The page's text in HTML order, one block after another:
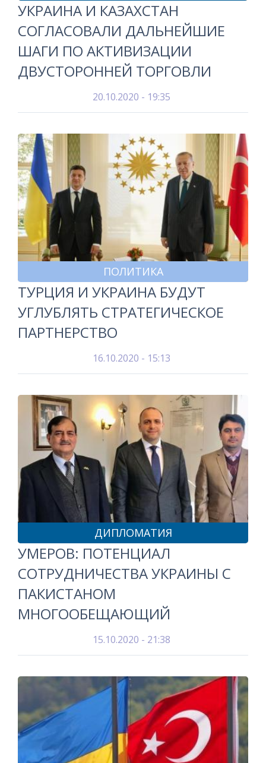
УКРАИНА И КАЗАХСТАН
СОГЛАСОВАЛИ ДАЛЬНЕЙШИЕ
ШАГИ ПО АКТИВИЗАЦИИ
ДВУСТОРОННЕЙ ТОРГОВЛИ
20.10.2020 - 19:35
ПОЛИТИКА
ТУРЦИЯ И УКРАИНА БУДУТ
УГЛУБЛЯТЬ СТРАТЕГИЧЕСКОЕ
ПАРТНЕРСТВО
16.10.2020 - 15:13
ДИПЛОМАТИЯ
УМЕРОВ: ПОТЕНЦИАЛ
СОТРУДНИЧЕСТВА УКРАИНЫ С
ПАКИСТАНОМ
МНОГООБЕЩАЮЩИЙ
15.10.2020 - 21:38